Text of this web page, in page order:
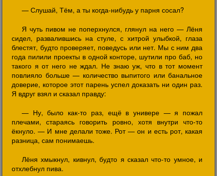
— Слушай, Тём, а ты когда-нибудь у парня сосал?
Я чуть пивом не поперхнулся, глянул на него — Лёня
сидел, развалившись на стуле, с хитрой улыбкой, глаза
блестят, будто проверяет, поведусь или нет. Мы с ним два
года пилили проекты в одной конторе, шутили про баб, но
такого я от него не ждал. Не знаю уж, что в тот момент
повлияло больше — количество выпитого или банальное
доверие, которое этот парень успел доказать ни один раз.
Я вдруг взял и сказал правду:
— Ну, было как-то раз, ещё в универе — я пожал
плечами, стараясь говорить ровно, хотя внутри что-то
ёкнуло. — И мне делали тоже. Рот — он и есть рот, какая
разница, сам понимаешь.
Лёня хмыкнул, кивнул, будто я сказал что-то умное, и
отхлебнул пива.